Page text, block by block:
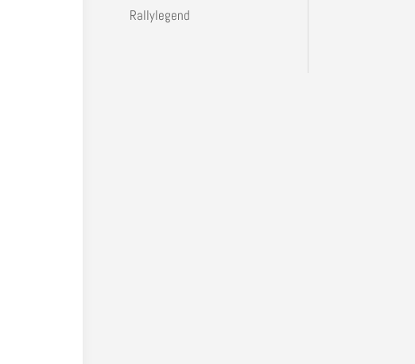
Rallylegend